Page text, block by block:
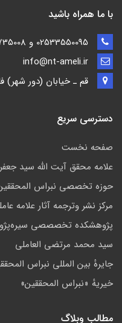
با ما همراه باشید
قم ـ خيابان (دور شهر) فاطمي
دسترسی سریع
صفحه نخست
علامه محقق آیت الله سید
حوزه تخصصی نبراس
مركز نشر وترجمه آثار علامه
پژوهشكده تخصصصى
سید محمد مرتضی العاملی
جايرهٔ بین المللی نبراس
خيريهٔ «نبراس المحققين»
مطالب وبلاگ